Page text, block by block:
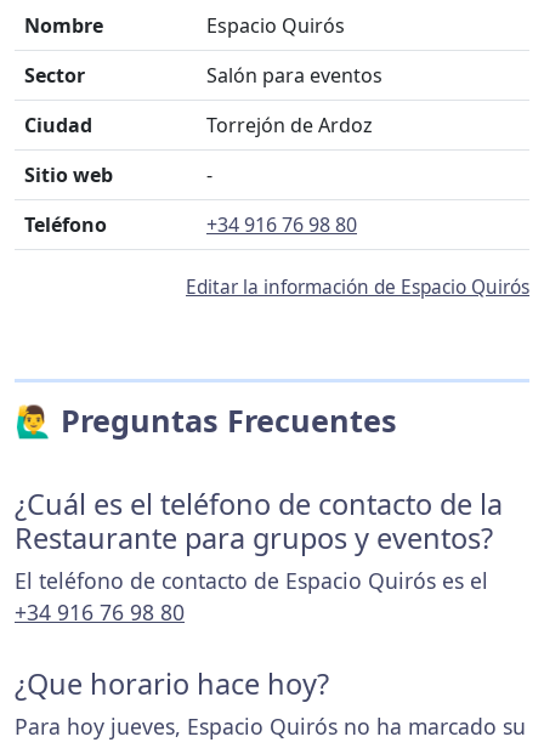
Nombre
Espacio Quirós
Sector
Salón para eventos
Ciudad
Torrejón de Ardoz
Sitio web
-
Teléfono
+34 916 76 98 80
Editar la información de Espacio Quirós
🙋‍♂️ Preguntas Frecuentes
¿Cuál es el teléfono de contacto de la
Restaurante para grupos y eventos?
El teléfono de contacto de Espacio Quirós es el
+34 916 76 98 80
¿Que horario hace hoy?
Para hoy jueves, Espacio Quirós no ha marcado su